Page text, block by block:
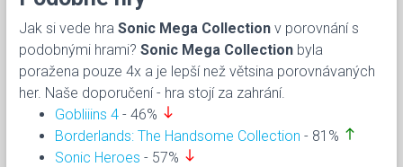
Jak si vede hra Sonic Mega Collection v porovnání s
podobnými hrami? Sonic Mega Collection byla
poražena pouze 4x a je lepší než větsina porovnávaných
her. Naše doporučení - hra stojí za zahrání.
Gobliiins 4 - 46% south
Borderlands: The Handsome Collection - 81% north
Sonic Heroes - 57% south